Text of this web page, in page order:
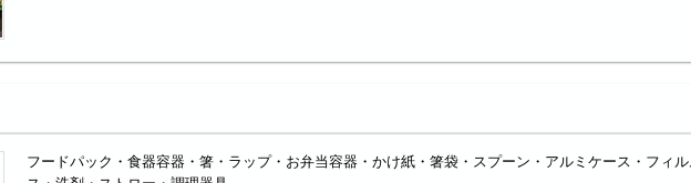
フードパック・食器容器・箸・ラップ・お弁当容器・かけ紙・箸袋・スプーン・アルミケース・フィ